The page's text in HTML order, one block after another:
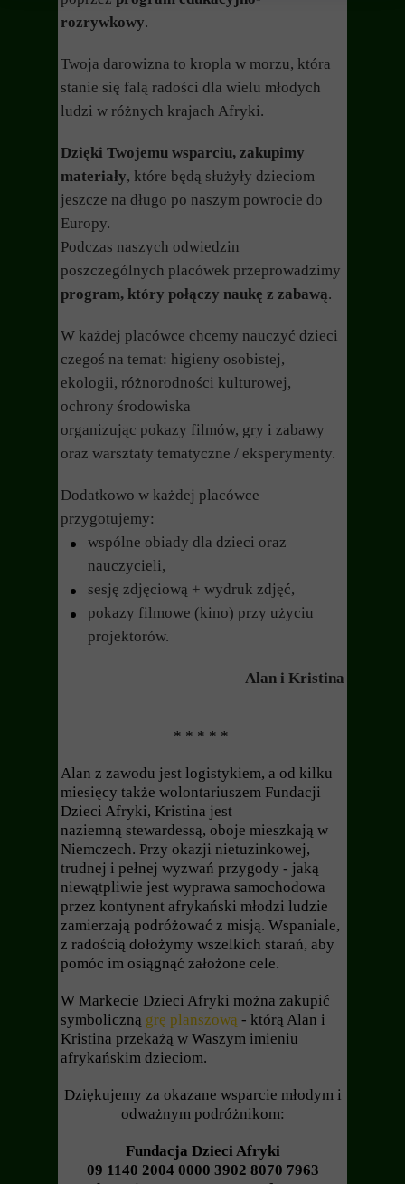
rozrywkowy.
Twoja darowizna to kropla w morzu, która
stanie się falą radości dla wielu młodych
ludzi w różnych krajach Afryki.
Dzięki Twojemu wsparciu, zakupimy
materiały, które będą służyły dzieciom
jeszcze na długo po naszym powrocie do
Europy.
Podczas naszych odwiedzin
poszczególnych placówek przeprowadzimy
program, który połączy naukę z zabawą.
W każdej placówce chcemy nauczyć dzieci
czegoś na temat: higieny osobistej,
ekologii, różnorodności kulturowej,
ochrony środowiska
organizując pokazy filmów, gry i zabawy
oraz warsztaty tematyczne / eksperymenty.
Dodatkowo w każdej placówce
przygotujemy:
wspólne obiady dla dzieci oraz
nauczycieli,
sesję zdjęciową + wydruk zdjęć,
pokazy filmowe (kino) przy użyciu
projektorów.
Alan i Kristina
* * * * *
Alan z zawodu jest logistykiem, a od kilku
miesięcy także wolontariuszem Fundacji
Dzieci Afryki, Kristina jest
naziemną stewardessą, oboje mieszkają w
Niemczech. Przy okazji nietuzinkowej,
trudnej i pełnej wyzwań przygody - jaką
niewątpliwie jest wyprawa samochodowa
przez kontynent afrykański młodzi ludzie
zamierzają podróżować z misją. Wspaniale,
z radością dołożymy wszelkich starań, aby
pomóc im osiągnąć założone cele.
W Markecie Dzieci Afryki można zakupić
symboliczną grę planszową - którą Alan i
Kristina przekażą w Waszym imieniu
afrykańskim dzieciom.
Dziękujemy za okazane wsparcie młodym i
odważnym podróżnikom:
Fundacja Dzieci Afryki
09 1140 2004 0000 3902 8070 7963